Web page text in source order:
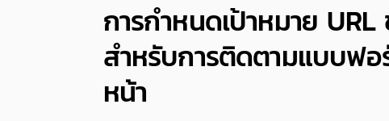
การกำหนดเป้าหมาย
สำหรับการติดตามแบบฟอ
หน้า